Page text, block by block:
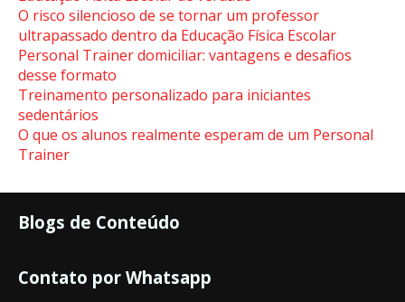
O risco silencioso de se tornar um professor
ultrapassado dentro da Educação Física Escolar
Personal Trainer domiciliar: vantagens e desafios
desse formato
Treinamento personalizado para iniciantes
sedentários
O que os alunos realmente esperam de um Personal
Trainer
Blogs de Conteúdo
Contato por Whatsapp